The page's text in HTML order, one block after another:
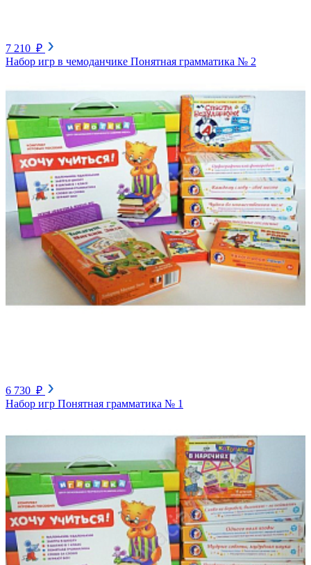
7 210 ₽
Набор игр в чемоданчике Понятная грамматика № 2
6 730 ₽
Набор игр Понятная грамматика № 1